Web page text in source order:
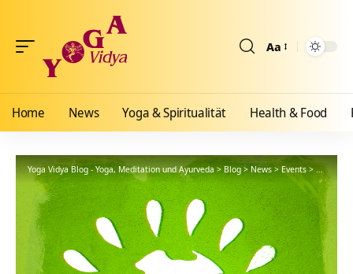
Aa
Home News Yoga & Spiritualität Health & Food
Yoga Vidya Blog - Yoga, Meditation und Ayurveda>Blog> News > Events >20 Jahre